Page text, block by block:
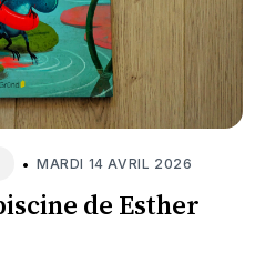
• MARDI 14 AVRIL 2026
de Esther